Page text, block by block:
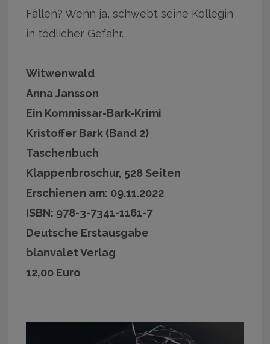
Fällen? Wenn ja, schwebt seine Kollegin
in tödlicher Gefahr.
Witwenwald
Anna Jansson
Ein Kommissar-Bark-Krimi
Kristoffer Bark (Band 2)
Taschenbuch
Klappenbroschur, 528 Seiten
Erschienen am: 09.11.2022
ISBN: 978-3-7341-1161-7
Deutsche Erstausgabe
blanvalet Verlag
12,00 Euro